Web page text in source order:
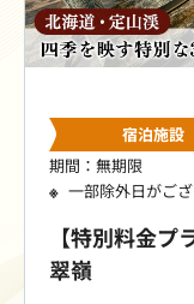
宿泊施設
期間：無期限
一部除外日がござ
【特別料金
翠嶺